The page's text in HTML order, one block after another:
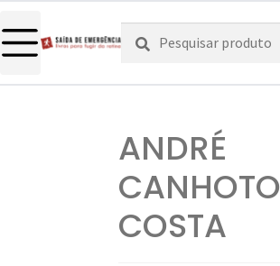
Pesquisar
por:
Pesquisa
ANDRÉ
CANHOTO
COSTA